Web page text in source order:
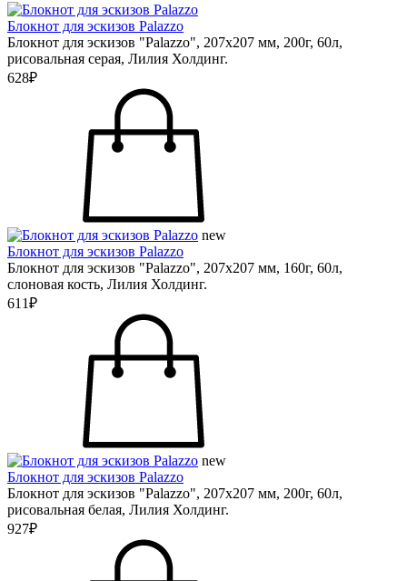
Блокнот для эскизов Palazzo
Блокнот для эскизов "Palazzo", 207х207 мм, 200г, 60л,
рисовальная серая, Лилия Холдинг.
628₽
new
Блокнот для эскизов Palazzo
Блокнот для эскизов "Palazzo", 207х207 мм, 160г, 60л,
слоновая кость, Лилия Холдинг.
611₽
new
Блокнот для эскизов Palazzo
Блокнот для эскизов "Palazzo", 207х207 мм, 200г, 60л,
рисовальная белая, Лилия Холдинг.
927₽